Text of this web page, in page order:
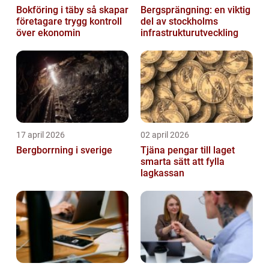
Bokföring i täby så skapar
företagare trygg kontroll
över ekonomin
Bergsprängning: en viktig
del av stockholms
infrastrukturutveckling
17 april 2026
Bergborrning i sverige
02 april 2026
Tjäna pengar till laget
smarta sätt att fylla
lagkassan